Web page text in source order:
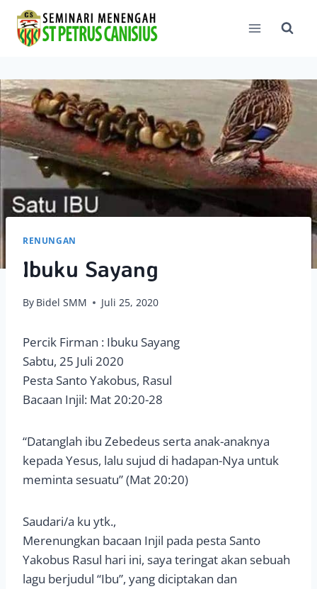
content
RENUNGAN
Ibuku Sayang
By Bidel SMM Juli 25, 2020
Percik Firman : Ibuku Sayang
Sabtu, 25 Juli 2020
Pesta Santo Yakobus, Rasul
Bacaan Injil: Mat 20:20-28
“Datanglah ibu Zebedeus serta anak-anaknya
kepada Yesus, lalu sujud di hadapan-Nya untuk
meminta sesuatu” (Mat 20:20)
Saudari/a ku ytk.,
Merenungkan bacaan Injil pada pesta Santo
Yakobus Rasul hari ini, saya teringat akan sebuah
lagu berjudul “Ibu”, yang diciptakan dan